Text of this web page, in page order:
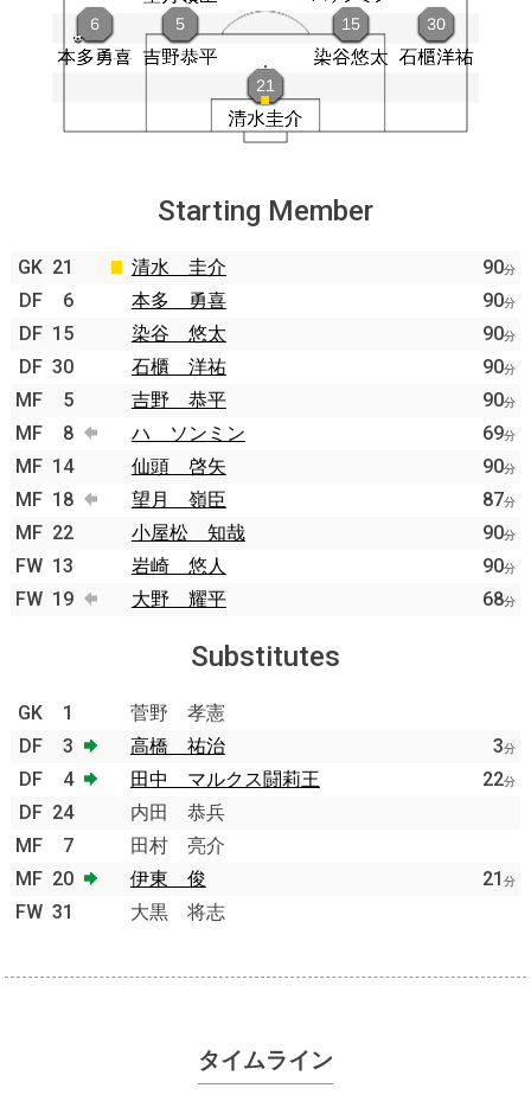
Starting Member
GK 21 清水 圭介 90分
DF 6 本多 勇喜 90分
DF 15 染谷 悠太 90分
DF 30 石櫃 洋祐 90分
MF 5 吉野 恭平 90分
MF 8 ハ ソンミン 69分
MF 14 仙頭 啓矢 90分
MF 18 望月 嶺臣 87分
MF 22 小屋松 知哉 90分
FW 13 岩崎 悠人 90分
FW 19 大野 耀平 68分
Substitutes
GK 1
菅野 孝憲
DF
3 高橋 祐治 3分
DF 4 田中 マルクス闘莉王 22分
DF 24
内田 恭兵
MF
7
田村 亮介
MF 20 伊東 俊 21 分
FW 31 大黒 将志
タイムライン